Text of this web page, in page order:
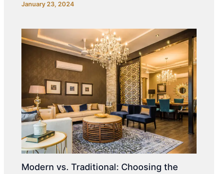
January 23, 2024
Modern vs. Traditional: Choosing the